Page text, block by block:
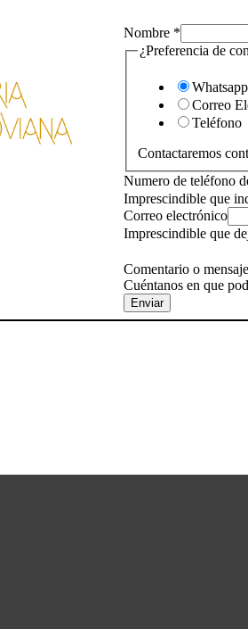
Nombre *
¿Preferencia de
Whatsapp
Correo
Teléfono
Contactaremos
Numero de teléfono
Imprescindible que
Correo electrónico
Imprescindible que
Comentario o mensaje
Cuéntanos en que
Enviar